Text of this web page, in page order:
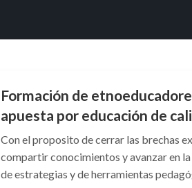
Formación de
apuesta por educación de
Con el proposito de cerrar las brechas
compartir conocimientos y avanzar en
de estrategias y de herramientas